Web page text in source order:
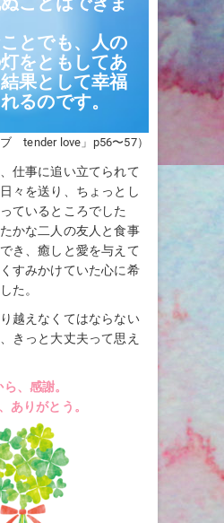
とでも、人の
をともしてあ
果として幸福
るのです。
tender love」p56〜57）
仕事に追い立てられて
々を送り、ちょっとし
ているところでした
かな二人の友人と食事
き、癒しと愛を与えて
すみかけていた心に希
た。
越えなくてはならない
きっと大丈夫って思え
、感謝。
ありがとう。